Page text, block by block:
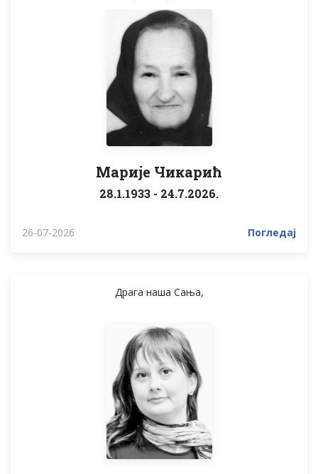
Марије Чикарић
28.1.1933 - 24.7.2026.
26-07-2026 Погледај
Драга наша Сања,